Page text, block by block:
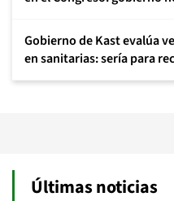
Gobierno de Kast evalúa
en sanitarias: sería para
Últimas noticias